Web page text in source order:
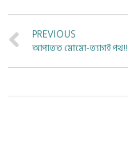
PREVIOUS
আপাতত মোমো-ত্যাগই পথ!!